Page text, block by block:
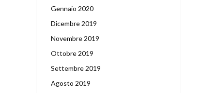
Gennaio 2020
Dicembre 2019
Novembre 2019
Ottobre 2019
Settembre 2019
Agosto 2019